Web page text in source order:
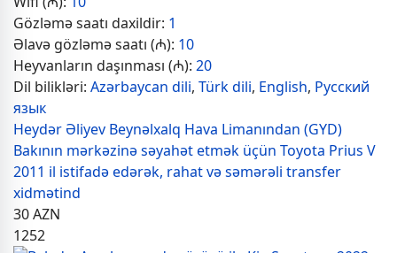
Gözləmə saatı daxildir: 1
Əlavə gözləmə saatı (₼): 10
Heyvanların daşınması (₼): 20
Dil bilikləri: Azərbaycan dili, Türk dili, English, Русский
язык
Heydər Əliyev Beynəlxalq Hava Limanından (GYD)
Bakının mərkəzinə səyahət etmək üçün Toyota Prius V
2011 il istifadə edərək, rahat və səmərəli transfer
xidmətind
30AZN
1252